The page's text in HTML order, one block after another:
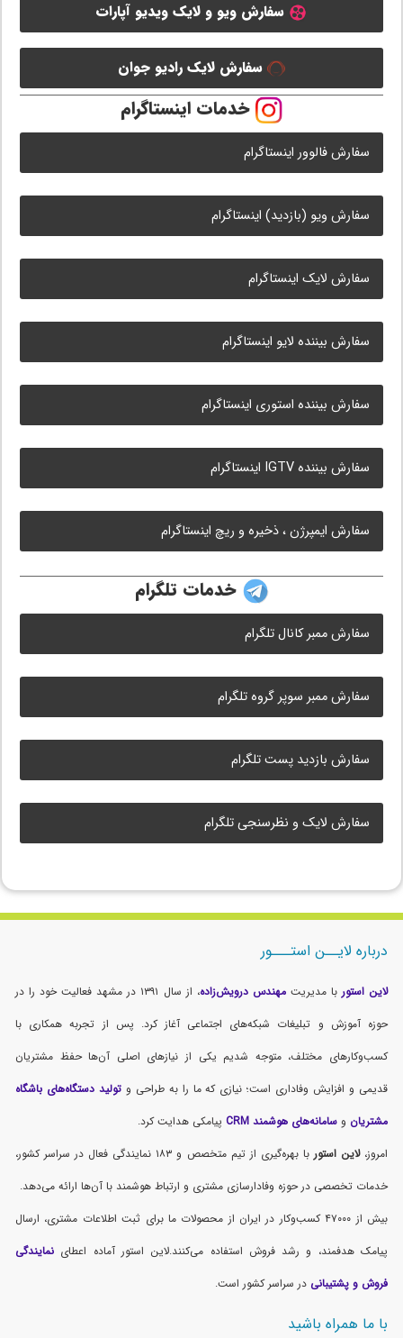
سفارش ویو و لایک ویدیو آپارات
سفارش لایک رادیو جوان
خدمات اینستاگرام
سفارش فالوور اینستاگرام
سفارش ویو (بازدید) اینستاگرام
سفارش لایک اینستاگرام
سفارش بیننده لایو اینستاگرام
سفارش بیننده استوری اینستاگرام
سفارش بیننده IGTV اینستاگرام
سفارش ایمپرژن ، ذخیره و ریچ اینستاگرام
خدمات تلگرام
سفارش ممبر کانال تلگرام
سفارش ممبر سوپر گروه تلگرام
سفارش بازدید پست تلگرام
سفارش لایک و نظرسنجی تلگرام